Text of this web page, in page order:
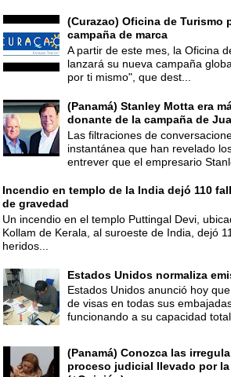
(Curazao) Oficina de Turismo
campaña de marca
A partir de este mes, la Oficina
lanzará su nueva campaña
por ti mismo", que dest...
(Panamá) Stanley Motta era
donante de la campaña de
Las filtraciones de
instantánea que han revelado
entrever que el empresario
Incendio en templo de la India dejó 110
de gravedad
Un incendio en el templo Puttingal Devi,
Kollam de Kerala, al suroeste de India, dejó
heridos...
Estados Unidos normaliza
Estados Unidos anunció hoy
de visas en todas sus
funcionando a su capacidad
(Panamá) Conozca las
proceso judicial llevado por